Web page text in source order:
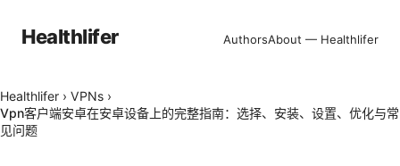
Healthlifer AuthorsAbout — Healthlifer
Healthlifer › VPNs ›
Vpn客户端安卓在安卓设备上的完整指南：选择、安装、设置、优化与常
见问题